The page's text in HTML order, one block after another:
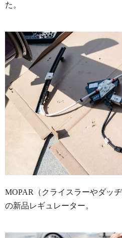
た。
MOPAR（クライスラーやダッ
の新品レギュレーター。